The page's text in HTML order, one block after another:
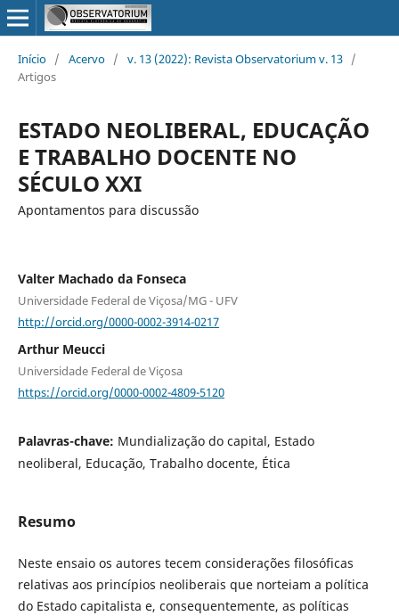
Início / Acervo / v. 13 (2022): Revista Observatorium v. 13 /
Artigos
ESTADO NEOLIBERAL, EDUCAÇÃO
E TRABALHO DOCENTE NO
SÉCULO XXI
Apontamentos para discussão
Valter Machado da Fonseca
Universidade Federal de Viçosa/MG - UFV
http://orcid.org/0000-0002-3914-0217
Arthur Meucci
Universidade Federal de Viçosa
https://orcid.org/0000-0002-4809-5120
Palavras-chave: Mundialização do capital, Estado
neoliberal, Educação, Trabalho docente, Ética
Resumo
Neste ensaio os autores tecem considerações filosóficas
relativas aos princípios neoliberais que norteiam a política
do Estado capitalista e, consequentemente, as políticas